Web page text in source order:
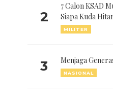
2
7 Calon KSAD
Siapa Kuda
MILITER
3 Menjaga
NASIONAL